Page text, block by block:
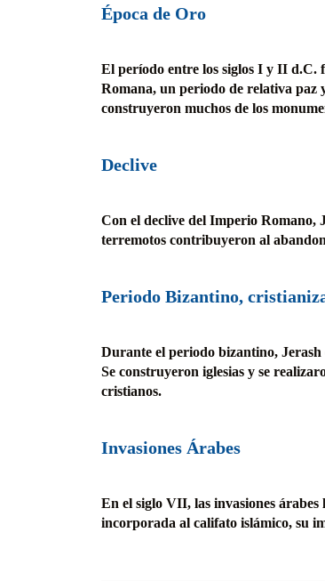
Época de Oro
El período entre los siglos I y II d.C.
Romana, un periodo de relativa paz
construyeron muchos de los
Declive
Con el declive del Imperio Romano,
terremotos contribuyeron al
Periodo Bizantino,
Durante el periodo bizantino,
Se construyeron iglesias y se
cristianos.
Invasiones Árabes
En el siglo VII, las invasiones
incorporada al califato islámico, su